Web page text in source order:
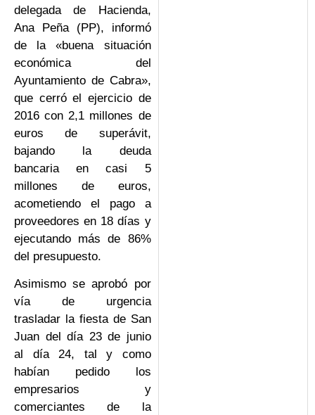
delegada de Hacienda,
Ana Peña (PP), informó
de la «buena situación
económica del
Ayuntamiento de Cabra»,
que cerró el ejercicio de
2016 con 2,1 millones de
euros de superávit,
bajando la deuda
bancaria en casi 5
millones de euros,
acometiendo el pago a
proveedores en 18 días y
ejecutando más de 86%
del presupuesto.
Asimismo se aprobó por
vía de urgencia
trasladar la fiesta de San
Juan del día 23 de junio
al día 24, tal y como
habían pedido los
empresarios y
comerciantes de la